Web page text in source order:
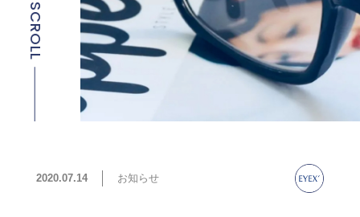
SCROLL
お知らせ
2020.07.14